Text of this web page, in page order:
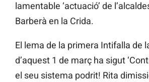
lamentable ‘actuació’ de
Barberà en la Crida.
El lema de la primera Intifalla de
d’aquest 1 de març ha sigut
el seu sistema podrit! Rita